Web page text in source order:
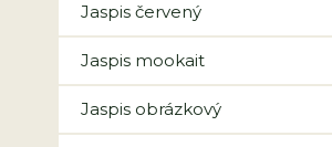
Jaspis červený
Jaspis mookait
Jaspis obrázkový